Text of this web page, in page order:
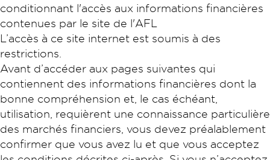
conditionnant l'accès aux informations financières
contenues par le site de l'AFL
L’accès à ce site internet est soumis à des
restrictions.
Avant d’accéder aux pages suivantes qui
contiennent des informations financières dont la
bonne compréhension et, le cas échéant,
utilisation, requièrent une connaissance particulière
des marchés financiers, vous devez préalablement
confirmer que vous avez lu et que vous acceptez